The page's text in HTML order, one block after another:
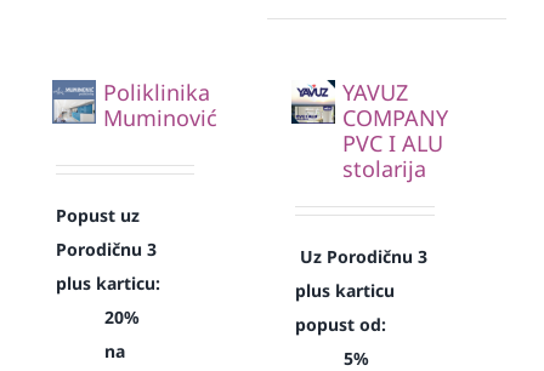
Poliklinika
Muminović
Popust uz
Porodičnu 3
plus karticu:
20%
na
YAVUZ
COMPANY
PVC I ALU
stolarija
Uz Porodičnu 3
plus karticu
popust od:
5%